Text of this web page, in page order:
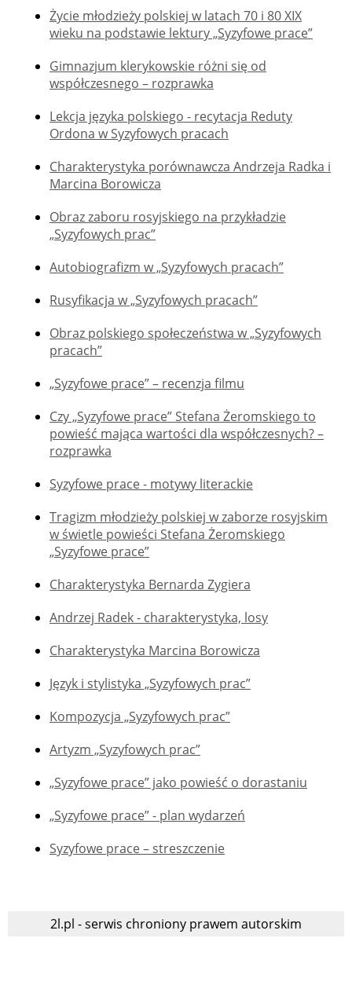
Życie młodzieży polskiej w latach 70 i 80 XIX
wieku na podstawie lektury „Syzyfowe prace”
Gimnazjum klerykowskie różni się od
współczesnego – rozprawka
Lekcja języka polskiego - recytacja Reduty
Ordona w Syzyfowych pracach
Charakterystyka porównawcza Andrzeja Radka i
Marcina Borowicza
Obraz zaboru rosyjskiego na przykładzie
„Syzyfowych prac”
Autobiografizm w „Syzyfowych pracach”
Rusyfikacja w „Syzyfowych pracach”
Obraz polskiego społeczeństwa w „Syzyfowych
pracach”
„Syzyfowe prace” – recenzja filmu
Czy „Syzyfowe prace” Stefana Żeromskiego to
powieść mająca wartości dla współczesnych? –
rozprawka
Syzyfowe prace - motywy literackie
Tragizm młodzieży polskiej w zaborze rosyjskim
w świetle powieści Stefana Żeromskiego
„Syzyfowe prace”
Charakterystyka Bernarda Zygiera
Andrzej Radek - charakterystyka, losy
Charakterystyka Marcina Borowicza
Język i stylistyka „Syzyfowych prac”
Kompozycja „Syzyfowych prac”
Artyzm „Syzyfowych prac”
„Syzyfowe prace” jako powieść o dorastaniu
„Syzyfowe prace” - plan wydarzeń
Syzyfowe prace – streszczenie
2l.pl - serwis chroniony prawem autorskim